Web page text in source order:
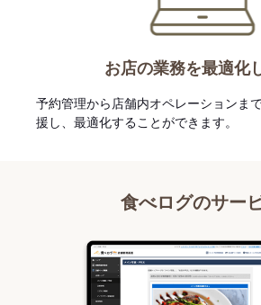
お店の業務を最適化
予約管理から店舗内オペレーションま
援し、最適化することができます。
食べログのサー